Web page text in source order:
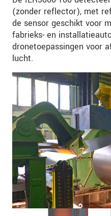
(zonder reflector), met
de sensor geschikt voor
fabrieks- en
dronetoepassingen voor
lucht.